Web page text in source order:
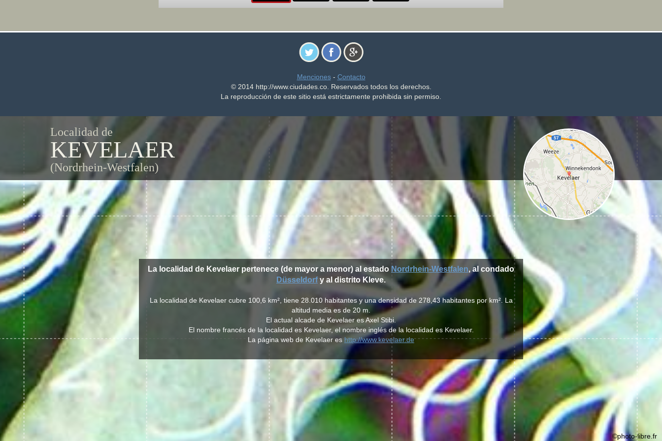
Menciones- Contacto
© 2014 http://www.ciudades.co. Reservados todos los derechos.
La reproducción de este sitio está estrictamente prohibida sin permiso.
Localidad de
KEVELAER
(Nordrhein-Westfalen)
La localidad de Kevelaer pertenece (de mayor a menor) al estado Nordrhein-Westfalen, al condado
Düsseldorfy al distrito Kleve.
La localidad de Kevelaer cubre 100,6 km², tiene 28.010 habitantes y una densidad de 278,43 habitantes por km². La
altitud media es de 20 m.
El actual alcade de Kevelaer es Axel Stibi.
El nombre francés de la localidad es Kevelaer, el nombre inglés de la localidad es Kevelaer.
La página web de Kevelaer es http://www.kevelaer.de
©photo-libre.fr